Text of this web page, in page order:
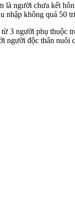
là người chưa kết
nhập không quá 50
3 người phụ thuộc
người độc thân nuôi